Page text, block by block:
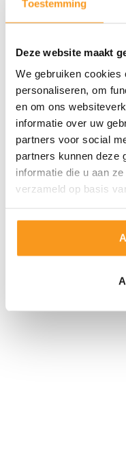
Toestemming
Deze website maakt
We gebruiken cookies
personaliseren, om
en om ons
informatie over uw
partners voor social
partners kunnen deze
informatie die u aan
verzameld op basis